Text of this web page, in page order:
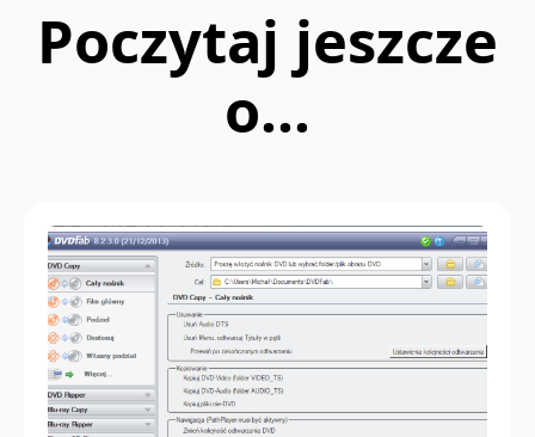
Poczytaj jeszcze
o...